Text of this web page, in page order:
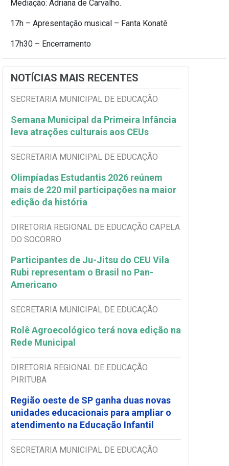
Mediação: Adriana de Carvalho.
17h – Apresentação musical – Fanta Konatê
17h30 – Encerramento
NOTÍCIAS MAIS RECENTES
SECRETARIA MUNICIPAL DE EDUCAÇÃO
Semana Municipal da Primeira Infância
leva atrações culturais aos CEUs
SECRETARIA MUNICIPAL DE EDUCAÇÃO
Olimpíadas Estudantis 2026 reúnem
mais de 220 mil participações na maior
edição da história
DIRETORIA REGIONAL DE EDUCAÇÃO CAPELA
DO SOCORRO
Participantes de Ju-Jitsu do CEU Vila
Rubi representam o Brasil no Pan-
Americano
SECRETARIA MUNICIPAL DE EDUCAÇÃO
Rolê Agroecológico terá nova edição na
Rede Municipal
DIRETORIA REGIONAL DE EDUCAÇÃO
PIRITUBA
Região oeste de SP ganha duas novas
unidades educacionais para ampliar o
atendimento na Educação Infantil
SECRETARIA MUNICIPAL DE EDUCAÇÃO